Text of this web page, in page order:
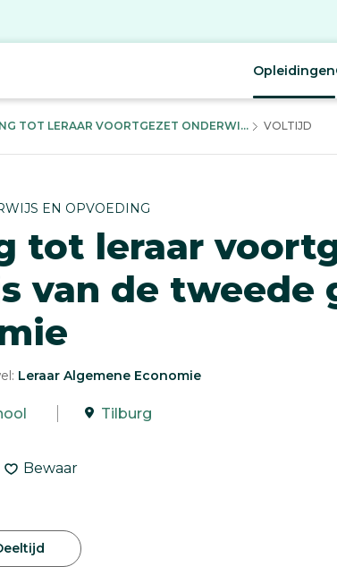
Opleidingen
TOT LERAAR VOORTGEZET ONDERWI... VOLTIJD
EN OPVOEDING
tot leraar
van de tweede
Leraar Algemene Economie
Tilburg
Bewaar